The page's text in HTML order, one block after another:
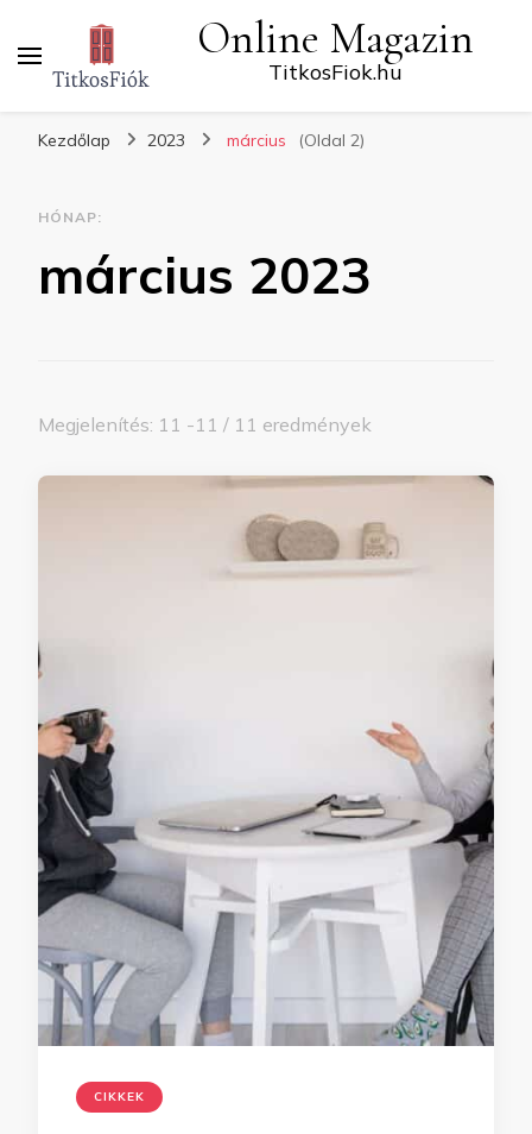
Online Magazin
TitkosFiok.hu
Kezdőlap 2023 március (Oldal 2)
HÓNAP:
március 2023
Megjelenítés: 11 -11 / 11 eredmények
CIKKEK